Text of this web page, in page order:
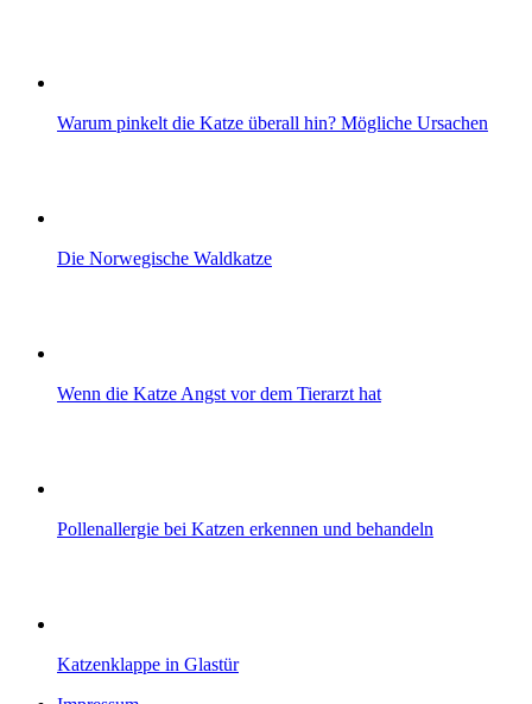
Warum pinkelt die Katze überall hin? Mögliche Ursachen
Die Norwegische Waldkatze
Wenn die Katze Angst vor dem Tierarzt hat
Pollenallergie bei Katzen erkennen und behandeln
Katzenklappe in Glastür